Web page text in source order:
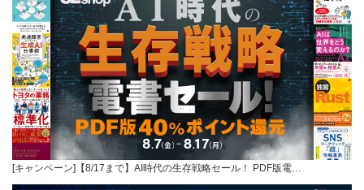
[キャンペーン]【8/17まで】AI時代の生存戦略セール！ PDF版電…